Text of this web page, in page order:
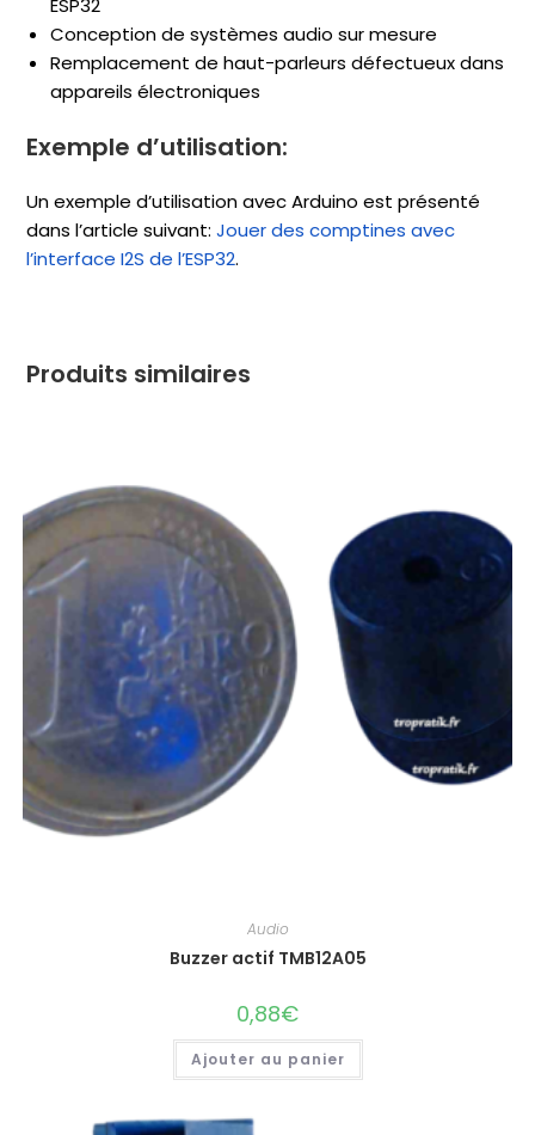
Conception de systèmes audio sur mesure
Remplacement de haut-parleurs défectueux dans
appareils électroniques
Exemple d’utilisation:
Un exemple d’utilisation avec Arduino est présenté
dans l’article suivant:Jouer des comptines avec
l’interface I2S de l’ESP32.
Produits similaires
Audio
Buzzer actif TMB12A05
0,88€
Ajouter au panier